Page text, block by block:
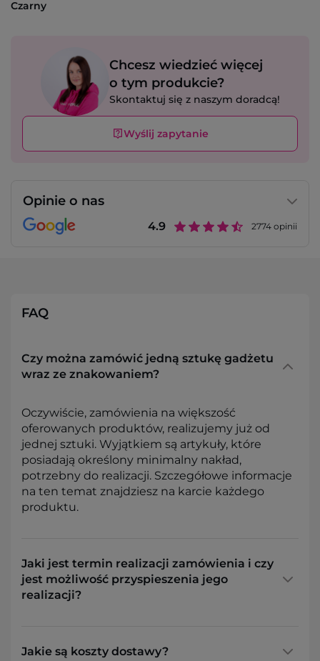
Czarny
Chcesz wiedzieć więcej
o tym produkcie?
Skontaktuj się z naszym doradcą!
Wyślij zapytanie
Opinie o nas
4.9 2774 opinii
FAQ
Czy można zamówić jedną sztukę gadżetu
wraz ze znakowaniem?
Oczywiście, zamówienia na większość
oferowanych produktów, realizujemy już od
jednej sztuki. Wyjątkiem są artykuły, które
posiadają określony minimalny nakład,
potrzebny do realizacji. Szczegółowe informacje
na ten temat znajdziesz na karcie każdego
produktu.
Jaki jest termin realizacji zamówienia i czy
jest możliwość przyspieszenia jego
realizacji?
Jakie są koszty dostawy?